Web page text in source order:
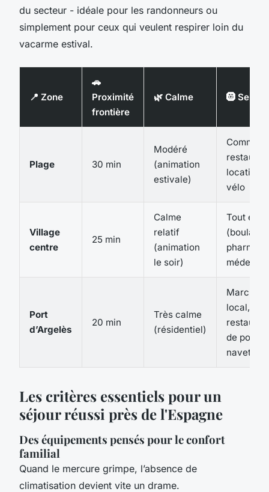
du secteur - idéale pour les randonneurs ou
simplement pour ceux qui veulent respirer loin du
vacarme estival.
📍 Zone
🚗
Proximité
frontière
🌿 Calme 🛞
Plage 30 min
Modéré
(animation
estivale)
locations
vélo
Village
centre
25 min
Calme
relatif
(animation
le soir)
Tout
médecin)
Port
d’Argelès
20 min
Très calme
(résidentiel)
Marché
local,
de
navettes
Les critères essentiels pour un
séjour réussi près de l'Espagne
Des équipements pensés pour le confort
familial
Quand le mercure grimpe, l’absence de
climatisation devient vite un drame.